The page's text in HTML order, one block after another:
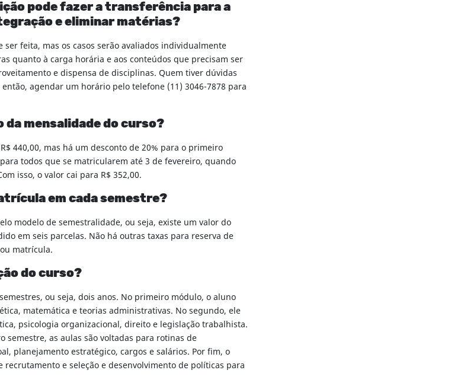
pode fazer a transferência para a
e eliminar matérias?
ser feita, mas os casos serão avaliados individualmente
quanto à carga horária e aos conteúdos que precisam ser
e dispensa de disciplinas. Quem tiver dúvidas
agendar um horário pelo telefone (11) 3046-7878 para
da mensalidade do curso?
440,00, mas há um desconto de 20% para o primeiro
todos que se matricularem até 3 de fevereiro, quando
isso, o valor cai para R$ 352,00.
em cada semestre?
modelo de semestralidade, ou seja, existe um valor do
em seis parcelas. Não há outras taxas para reserva de
matrícula.
do curso?
ou seja, dois anos. No primeiro módulo, o aluno
matemática e teorias administrativas. No segundo, ele
psicologia organizacional, direito e legislação trabalhista.
semestre, as aulas são voltadas para rotinas de
planejamento estratégico, cargos e salários. Por fim, o
recrutamento e seleção e desenvolvimento de políticas para